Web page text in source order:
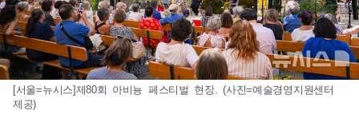
[서울=뉴시스]제80회 아비뇽 페스티벌 현장. (사진=예술경영지원센터
제공)